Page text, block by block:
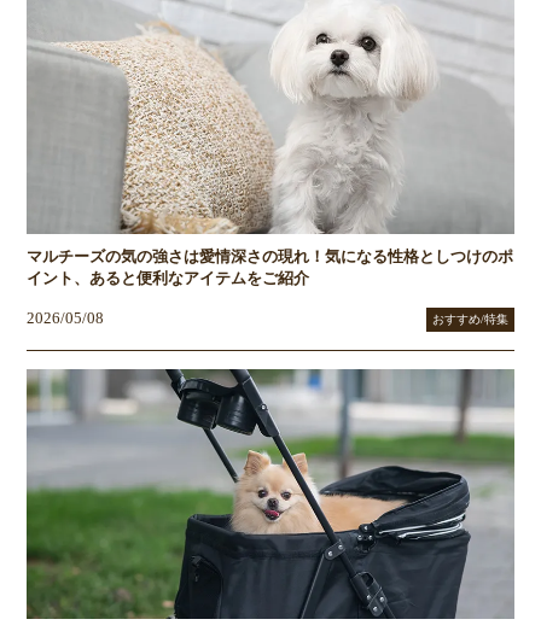
マルチーズの気の強さは愛情深さの現れ！気になる性格としつけのポ
イント、あると便利なアイテムをご紹介
2026/05/08 おすすめ/特集